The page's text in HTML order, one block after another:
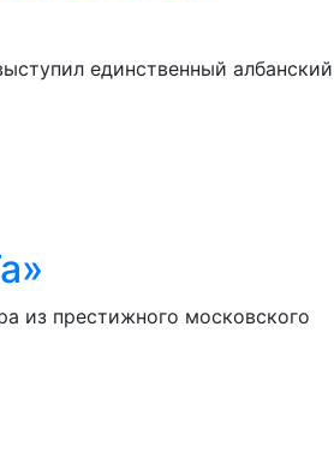
единственный албанский
из престижного московского